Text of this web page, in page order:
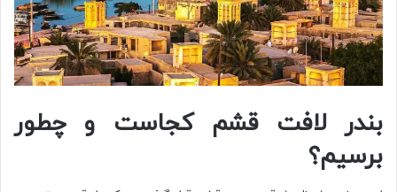
بندر لافت قشم کجاست و چطور
برسیم؟